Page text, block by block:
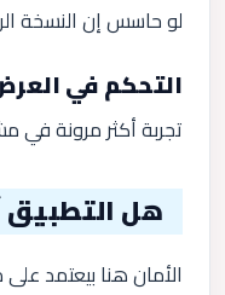
لو حاسس إن النسخة
التحكم في
تجربة أكثر مرونة في
هل التطبيق
الأمان هنا بيعتمد